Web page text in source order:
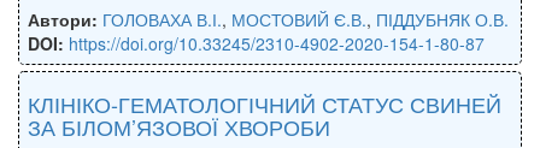
Автори: ГОЛОВАХА В.І., МОСТОВИЙ Є.В., ПІДДУБНЯК О.В.
DOI: https://doi.org/10.33245/2310-4902-2020-154-1-80-87
КЛІНІКО-ГЕМАТОЛОГІЧНИЙ СТАТУС СВИНЕЙ
ЗА БІЛОМ’ЯЗОВОЇ ХВОРОБИ